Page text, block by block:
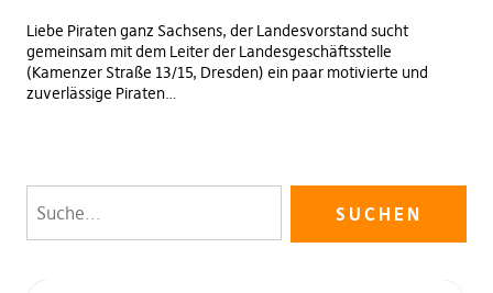
Liebe Piraten ganz Sachsens, der Landesvorstand sucht
gemeinsam mit dem Leiter der Landesgeschäftsstelle
(Kamenzer Straße 13/15, Dresden) ein paar motivierte und
zuverlässige Piraten…